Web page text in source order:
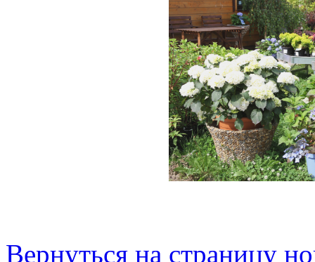
Вернуться на страницу